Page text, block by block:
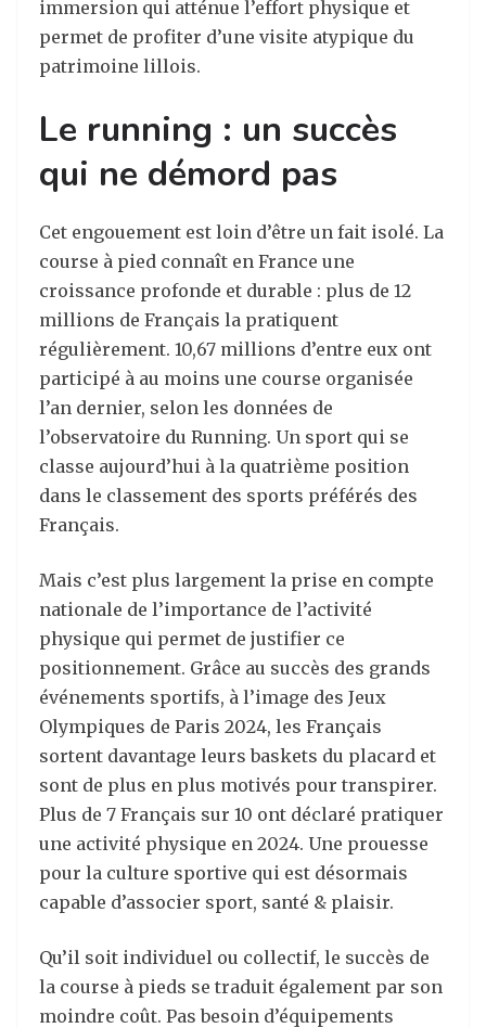
immersion qui atténue l’effort physique et
permet de profiter d’une visite atypique du
patrimoine lillois.
Le running : un succès
qui ne démord pas
Cet engouement est loin d’être un fait isolé. La
course à pied connaît en France une
croissance profonde et durable : plus de 12
millions de Français la pratiquent
régulièrement. 10,67 millions d’entre eux ont
participé à au moins une course organisée
l’an dernier, selon les données de
l’observatoire du Running. Un sport qui se
classe aujourd’hui à la quatrième position
dans le classement des sports préférés des
Français.
Mais c’est plus largement la prise en compte
nationale de l’importance de l’activité
physique qui permet de justifier ce
positionnement. Grâce au succès des grands
événements sportifs, à l’image des Jeux
Olympiques de Paris 2024, les Français
sortent davantage leurs baskets du placard et
sont de plus en plus motivés pour transpirer.
Plus de 7 Français sur 10 ont déclaré pratiquer
une activité physique en 2024. Une prouesse
pour la culture sportive qui est désormais
capable d’associer sport, santé & plaisir.
Qu’il soit individuel ou collectif, le succès de
la course à pieds se traduit également par son
moindre coût. Pas besoin d’équipements